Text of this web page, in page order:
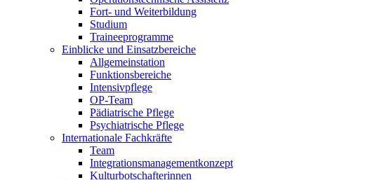
Fort- und Weiterbildung
Studium
Traineeprogramme
Einblicke und Einsatzbereiche
Allgemeinstation
Funktionsbereiche
Intensivpflege
OP-Team
Pädiatrische Pflege
Psychiatrische Pflege
Internationale Fachkräfte
Team
Integrationsmanagementkonzept
Kulturbotschafterinnen